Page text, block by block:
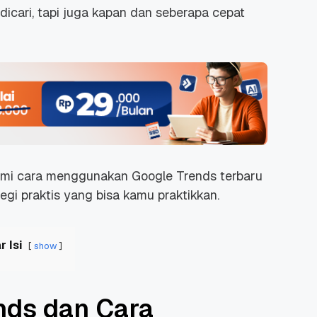
tapi juga kapan dan seberapa cepat
cara menggunakan Google Trends terbaru
praktis yang bisa kamu praktikkan.
Isi show
dan Cara